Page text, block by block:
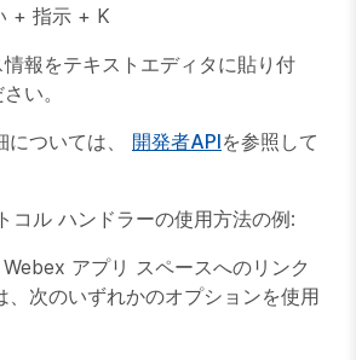
+ 指示 + K
情報をテキストエディタに貼り付
い。
ついては、 開発者APIを参照して
コル ハンドラーの使用方法の例:
アプリ スペースへのリンク
、次のいずれかのオプションを使用